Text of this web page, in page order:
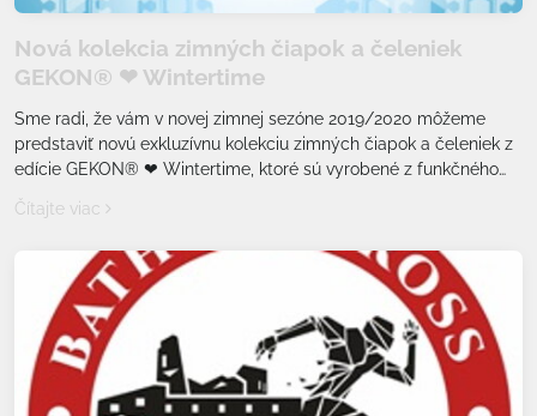
Nová kolekcia zimných čiapok a čeleniek
GEKON® ❤ Wintertime
Sme radi, že vám v novej zimnej sezóne 2019/2020 môžeme
predstaviť novú exkluzívnu kolekciu zimných čiapok a čeleniek z
edície GEKON® ❤ Wintertime, ktoré sú vyrobené z funkčného
Čítajte viac